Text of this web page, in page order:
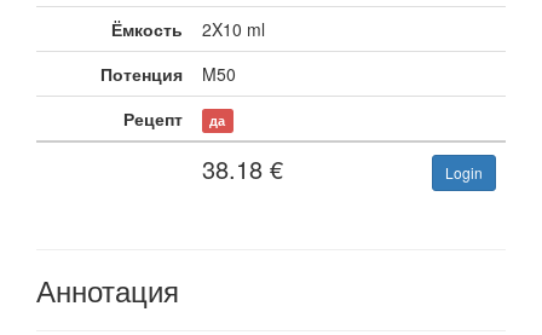
Ёмкость
2X10 ml
Потенция
M50
Рецепт
да
38.18 € Login
Аннотация